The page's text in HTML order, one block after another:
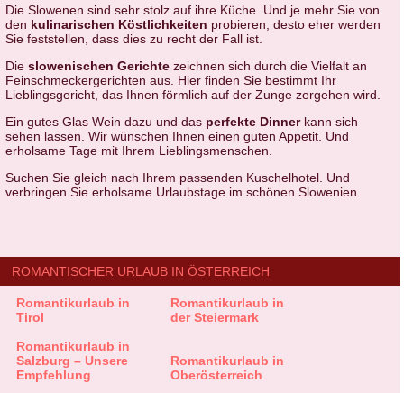
Die Slowenen sind sehr stolz auf ihre Küche. Und je mehr Sie von
den kulinarischen Köstlichkeiten probieren, desto eher werden
Sie feststellen, dass dies zu recht der Fall ist.
Die slowenischen Gerichte zeichnen sich durch die Vielfalt an
Feinschmeckergerichten aus. Hier finden Sie bestimmt Ihr
Lieblingsgericht, das Ihnen förmlich auf der Zunge zergehen wird.
Ein gutes Glas Wein dazu und das perfekte Dinnerkann sich
sehen lassen. Wir wünschen Ihnen einen guten Appetit. Und
erholsame Tage mit Ihrem Lieblingsmenschen.
Suchen Sie gleich nach Ihrem passenden Kuschelhotel. Und
verbringen Sie erholsame Urlaubstage im schönen Slowenien.
ROMANTISCHER URLAUB IN ÖSTERREICH
Romantikurlaub in
Tirol
Romantikurlaub in
der Steiermark
Romantikurlaub in
Salzburg – Unsere
Empfehlung
Romantikurlaub in
Oberösterreich